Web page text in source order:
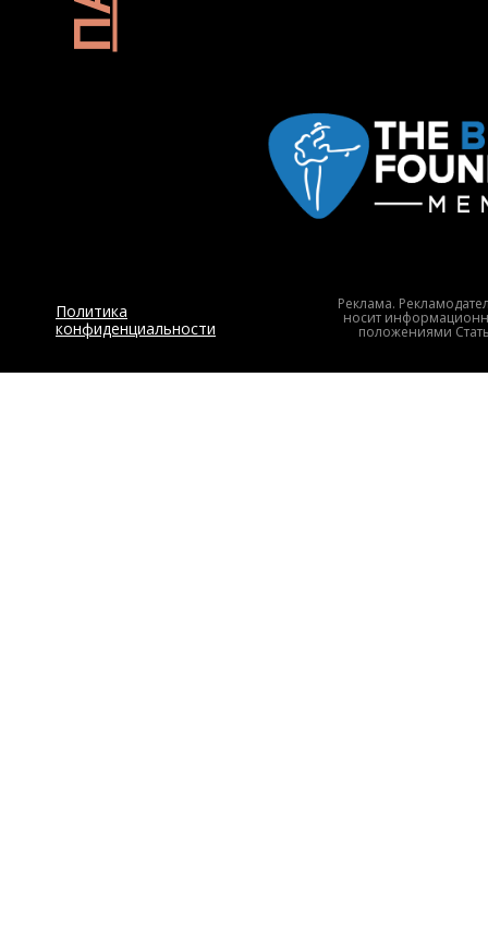
Реклама.
носит
положениями
Политика
конфиденциальности